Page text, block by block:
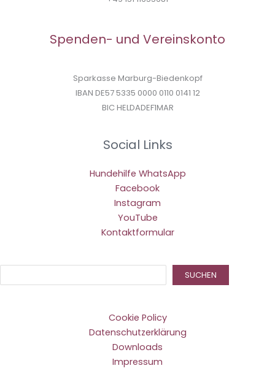
Spenden- und Vereinskonto
Sparkasse Marburg-Biedenkopf
IBAN DE57 5335 0000 0110 0141 12
BIC HELDADEF1MAR
Social Links
Hundehilfe WhatsApp
Facebook
Instagram
YouTube
Kontaktformular
SUCHEN
Cookie Policy
Datenschutzerklärung
Downloads
Impressum